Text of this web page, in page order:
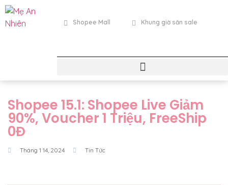
Shopee Mall Khung giờ săn sale
Shopee 15.1: Shopee Live Giảm
90%, Voucher 1 Triệu, FreeShip
0Đ
Tháng 1 14, 2024 Tin Tức